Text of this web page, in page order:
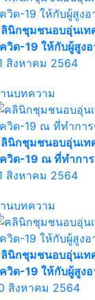
นิกชุมชนอบอุ่นเท
วิด-19 ให้กับผู้สูง
สิงหาคม 2564
นบทความ
นิกชุมชนอบอุ่นเท
วิด-19 ณ ที่ทำกา
สิงหาคม 2564
นบทความ
นิกชุมชนอบอุ่นเท
วิด-19 ให้กับผู้สูง
สิงหาคม 2564